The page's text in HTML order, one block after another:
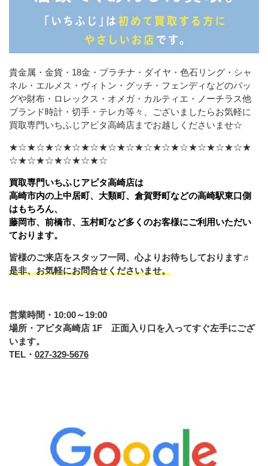
貴金属・金貨・18金・プラチナ・ダイヤ・色石リング・シャ
ネル・エルメス・ヴィトン・グッチ・フェンディなどのバッ
グや財布・ロレックス・オメガ・カルティエ・ノーチラス他
ブランド時計・切手・テレカ等々、ございましたらお気軽に
買取専門いちふじアピタ高崎店までお越しくださいませ☆
★☆★☆★☆★☆★☆★☆★☆★☆★☆★☆★☆★☆★☆★
☆★☆★☆★☆★☆★☆
買取専門いちふじアピタ高崎店は
高崎市内の上中居町、大類町、倉賀野町などの高崎駅東口側
はもちろん、
藤岡市、前橋市、玉村町など多くのお客様にご利用いただい
ております。
皆様のご来店をスタッフ一同、心よりお待ちしております♬
是非、お気軽にお問合せくださいませ。
営業時間・10:00～19:00
場所・アピタ高崎店 1F 正面入り口を入ってすぐ左手にござ
います。
TEL・ 027-329-5676